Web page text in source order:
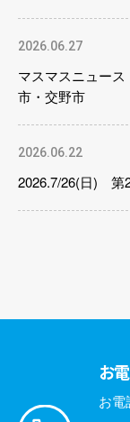
2026.06.27
マスマスニュー
市・交野市
2026.06.22
2026.7/26(日) 第
お
お電